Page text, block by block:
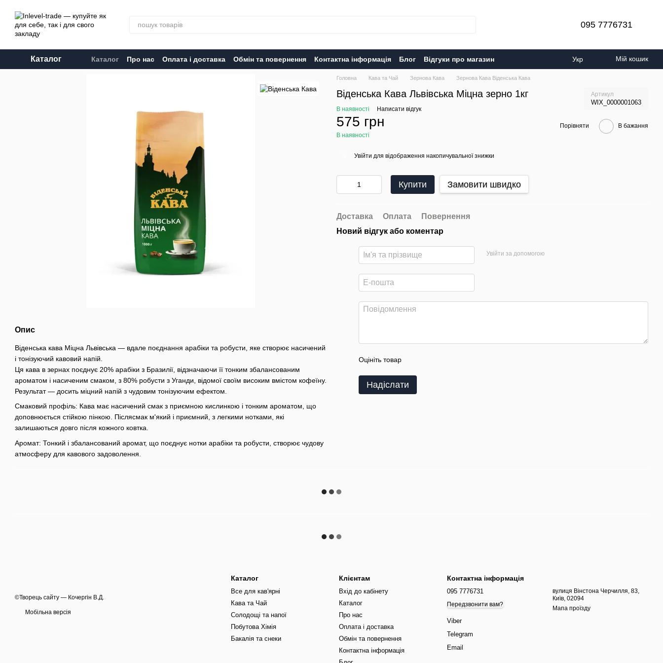
095 7776731
Каталог Каталог Про нас Оплата і доставка Обмін та повернення Контактна інформація Блог Відгуки про магазин Укр Мій кошик
Опис
Віденська кава Міцна Львівська — вдале поєднання арабіки та робусти, яке створює насичений
і тонізуючий кавовий напій.
Ця кава в зернах поєднує 20% арабіки з Бразилії, відзначаючи її тонким збалансованим
ароматом і насиченим смаком, з 80% робусти з Уганди, відомої своїм високим вмістом кофеїну.
Результат — досить міцний напій з чудовим тонізуючим ефектом.
Смаковий профіль: Кава має насичений смак з приємною кислинкою і тонким ароматом, що
доповнюється стійкою пінкою. Післясмак м'який і приємний, з легкими нотками, які
залишаються довго після кожного ковтка.
Аромат: Тонкий і збалансований аромат, що поєднує нотки арабіки та робусти, створює чудову
атмосферу для кавового задоволення.
Головна Кава та Чай Зернова Кава Зернова Кава Віденська Кава
Віденська Кава Львівська Міцна зерно 1кг Артикул
WIX_0000001063
В наявності Написати відгук
575 грн
В наявності
Порівняти В бажання
Увійти для відображення накопичувальної знижки
Купити Замовити швидко
Доставка Оплата
Повернення
Новий відгук або коментар
Увійти за допомогою
Оцініть товар
Надіслати
©Творець сайту — Кочергін В.Д.
Мобільна версія
Каталог
Все для кав'ярні
Кава та Чай
Солодощі та напої
Побутова Хімія
Бакалія та снеки
Клієнтам
Вхід до кабінету
Каталог
Про нас
Оплата і доставка
Обмін та повернення
Контактна інформація
Контактна інформація
095 7776731
Передзвонити вам?
Viber
Telegram
Email
вулиця Вінстона Черчилля, 83,
Київ, 02094
Мапа проїзду